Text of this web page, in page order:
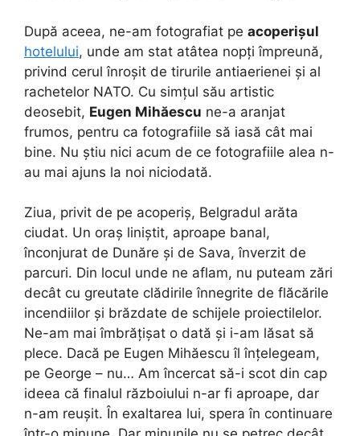
După aceea, ne-am fotografiat pe acoperișul
hotelului, unde am stat atâtea nopți împreună,
privind cerul înroșit de tirurile antiaerienei și al
rachetelor NATO. Cu simțul său artistic
deosebit, Eugen Mihăescu ne-a aranjat
frumos, pentru ca fotografiile să iasă cât mai
bine. Nu știu nici acum de ce fotografiile alea n-
au mai ajuns la noi niciodată.
Ziua, privit de pe acoperiș, Belgradul arăta
ciudat. Un oraș liniștit, aproape banal,
înconjurat de Dunăre și de Sava, înverzit de
parcuri. Din locul unde ne aflam, nu puteam zări
decât cu greutate clădirile înnegrite de flăcările
incendiilor și brăzdate de schijele proiectilelor.
Ne-am mai îmbrățișat o dată și i-am lăsat să
plece. Dacă pe Eugen Mihăescu îl înțelegeam,
pe George – nu… Am încercat să-i scot din cap
ideea că finalul războiului n-ar fi aproape, dar
n-am reușit. În exaltarea lui, spera în continuare